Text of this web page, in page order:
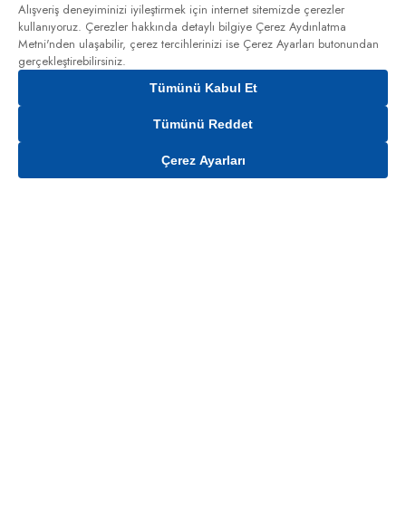
Gelince Haber Ver
Alışveriş deneyiminizi iyileştirmek için internet sitemizde çerezler
kullanıyoruz. Çerezler hakkında detaylı bilgiye Çerez Aydınlatma
Metni'nden ulaşabilir, çerez tercihlerinizi ise Çerez Ayarları butonundan
gerçekleştirebilirsiniz.
Tümünü Kabul Et
Tümünü Reddet
Çerez Ayarları